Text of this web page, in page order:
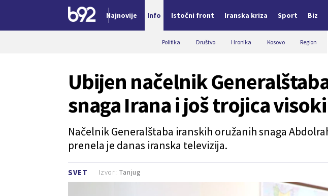
Najnovije Info Istočni front Iranska kriza Sport Biz
Politika Društvo Hronika Kosovo Region
SVET
Ubijen načelnik
snaga Irana i još trojica
Načelnik Generalštaba iranskih oružanih snaga
prenela je danas iranska televizija.
Izvor: Tanjug